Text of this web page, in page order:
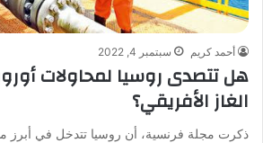
أحمد كريم سبتمبر 4, 2022
هل تتصدى روسيا لمحاولات
الغاز الأفريقي؟
ذكرت مجلة فرنسية، أن روسيا تتدخل في أبرز